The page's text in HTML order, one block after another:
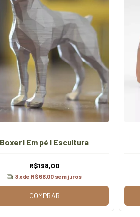
Boxer I Em pé I Escultura
R$198,00
3x de R$66,00 sem juros
COMPRAR